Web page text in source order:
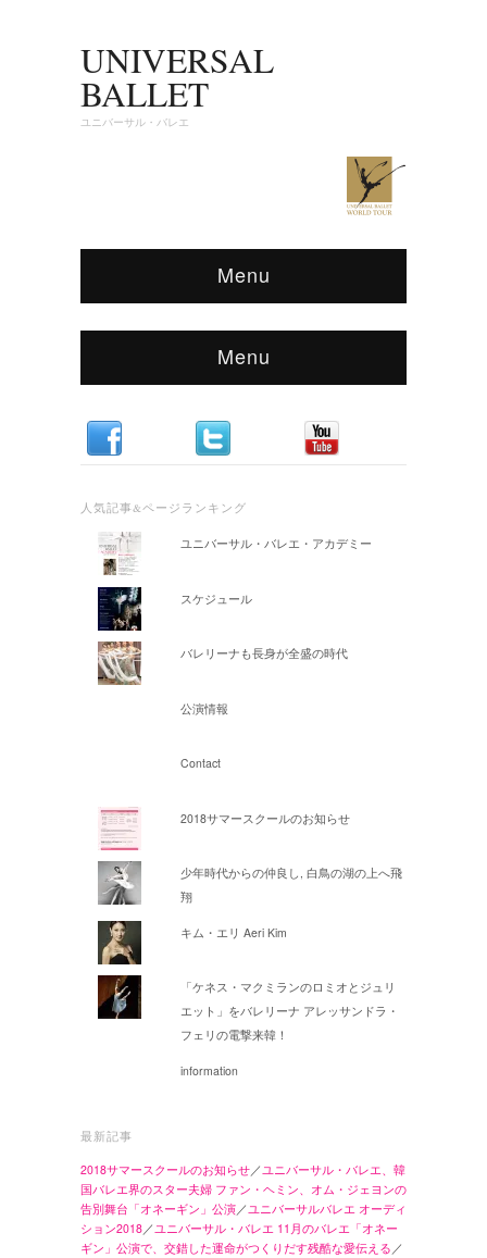
UNIVERSAL
BALLET
ユニバーサル・バレエ
Menu
Menu
人気記事&ページランキング
ユニバーサル・バレエ・アカデミー
スケジュール
バレリーナも長身が全盛の時代
公演情報
Contact
2018サマースクールのお知らせ
少年時代からの仲良し, 白鳥の湖の上へ飛
翔
キム・エリ Aeri Kim
「ケネス・マクミランのロミオとジュリ
エット」をバレリーナ アレッサンドラ・
フェリの電撃来韓！
information
最新記事
2018サマースクールのお知らせ／ユニバーサル・バレエ、韓
国バレエ界のスター夫婦 ファン・ヘミン、オム・ジェヨンの
告別舞台「オネーギン」公演／ユニバーサルバレエ オーディ
ション2018／ユニバーサル・バレエ 11月のバレエ「オネー
ギン」公演で、交錯した運命がつくりだす残酷な愛伝える ／